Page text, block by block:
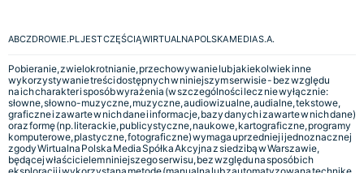
ABCZDROWIE.PL JEST CZĘŚCIĄ WIRTUALNA POLSKA MEDIA S.A.
Pobieranie, zwielokrotnianie, przechowywanie lub jakiekolwiek inne
wykorzystywanie treści dostępnych w niniejszym serwisie - bez względu
na ich charakter i sposób wyrażenia (w szczególności lecz nie wyłącznie:
słowne, słowno-muzyczne, muzyczne, audiowizualne, audialne, tekstowe,
graficzne i zawarte w nich dane i informacje, bazy danych i zawarte w nich dane)
oraz formę (np. literackie, publicystyczne, naukowe, kartograficzne, programy
komputerowe, plastyczne, fotograficzne) wymaga uprzedniej i jednoznacznej
zgody Wirtualna Polska Media Spółka Akcyjna z siedzibą w Warszawie,
będącej właścicielem niniejszego serwisu, bez względu na sposób ich